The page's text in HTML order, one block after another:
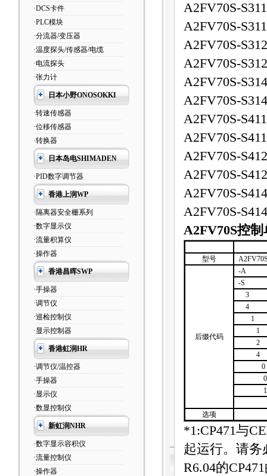
·DCS卡件
·PLC模块
·分流器/变压器
·温度探头/传感器/电缆
·电流探头
·张力计
日本小野ONOSOKKI
·转速传感器
·位移传感器
·转换器
日本岛电SHIMADEN
·PID数字调节器
香港上润WP
·隔离器安全栅系列
·数字显示仪
·流量积算仪
·操作器
香港昌晖SWP
·手操器
·调节仪
·巡检控制仪
·显示控制器
香港虹润HR
·调节仪/温控器
·手操器
·显示仪
·数显控制仪
新虹润NHR
·数字显示容积仪
·流量控制仪
·操作器
A2FV70S-
A2FV70S-
A2FV70S-
A2FV70S-
A2FV70S-
A2FV70S-
A2FV70S-
A2FV70S-
A2FV70S-
A2FV70S-
A2FV70S-
A2FV70S-
A2FV70S控制
型号
后缀代码
-A
-S
3
4
1
1
2
4
0
0
1
选项
*1:CP471与
起运行。请务
R6.04的CP471